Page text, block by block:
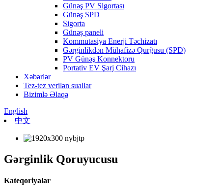
Günəş PV Sigortası
Günəş SPD
Sigorta
Günəş paneli
Kommutasiya Enerji Təchizatı
Gərginlikdən Mühafizə Qurğusu (SPD)
PV Günəş Konnektoru
Portativ EV Şarj Cihazı
Xəbərlər
Tez-tez verilən suallar
Bizimlə Əlaqə
English
中文
Gərginlik Qoruyucusu
Kateqoriyalar